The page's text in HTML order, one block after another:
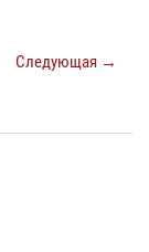
Следующая →